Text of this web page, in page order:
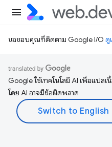
ขอขอบคุณที่ติดตาม Google I/O ดู
Google ใช้เทคโนโลยี AI เพื่อแปล
โดย AI อาจมีข้อผิดพลาด